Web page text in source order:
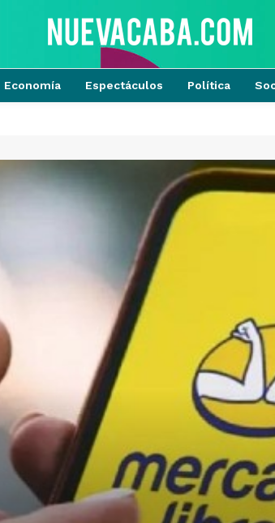
Economía Espectáculos Política